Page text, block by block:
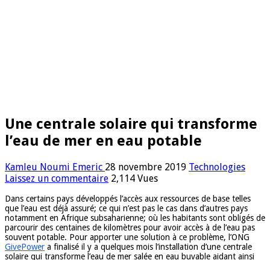
Une centrale solaire qui transforme
l’eau de mer en eau potable
Kamleu Noumi Emeric 28 novembre 2019 Technologies
Laissez un commentaire 2,114 Vues
Dans certains pays développés l’accès aux ressources de base telles
que l’eau est déjà assuré; ce qui n’est pas le cas dans d’autres pays
notamment en Afrique subsaharienne; où les habitants sont obligés de
parcourir des centaines de kilomètres pour avoir accès à de l’eau pas
souvent potable. Pour apporter une solution à ce problème, l’ONG
GivePower a finalisé il y a quelques mois l’installation d’une centrale
solaire qui transforme l’eau de mer salée en eau buvable aidant ainsi